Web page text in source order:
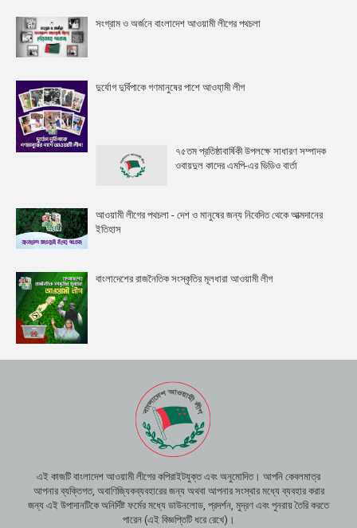
সংগ্রাম ও অর্জনে বাংলাদেশ আওয়ামী লীগের পথচলা
দুর্যোগ দুর্বিপাকে গণমানুষের পাশে আওযা়মী লীগ
৭৫তম প্রতিষ্ঠাবার্ষিকী উপলক্ষে সাধারণ সম্পাদক
ওবায়দুল কাদের এমপি-এর ভিডিও বার্তা
আওয়ামী লীগের পথচলা - দেশ ও মানুষের জন্য নিবেদিত থেকে আত্মদানের
ইতিহাস
বাংলাদেশের রাজনৈতিক সংস্কৃতির মূলধারা আওয়ামী লীগ
এই কাজটি বাংলাদেশ আওয়ামী লীগের কপিরাইটযুক্ত এবং অনুমোদিত। আপনি কেবলমাত্র
আপনার ব্যক্তিগত, অবাণিজ্যিকব্যবহারের জন্য অথবা আপনার সংস্থার মধ্যে ব্যবহার করার
জন্য এই উপাদানটিকে অনির্দিষ্ট ফর্মের মধ্যে ডাউনলোড, প্রদর্শন, মুদ্রণ এবং পুনরায় তৈরি করতে
পারেন (এই বিজ্ঞপ্তিটি ধরে রেখে)।